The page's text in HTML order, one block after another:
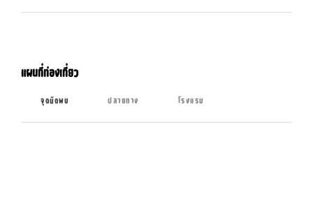
แผนที่ท่องเที่ยว
จุดนัดพบ ปลายทาง โรงแรม